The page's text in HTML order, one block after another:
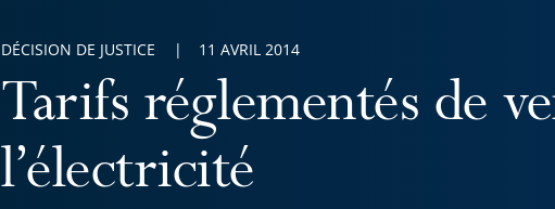
Tarifs réglementés de
l’électricité
DÉCISION DE JUSTICE 11 AVRIL 2014